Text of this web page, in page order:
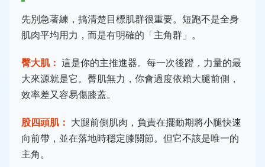
先別急著練，搞清楚目標肌群很重要。短跑不是全身
肌肉平均用力，而是有明確的「主角群」。
臀大肌： 這是你的主推進器。每一次後蹬，力量的最
大來源就是它。臀肌無力，你會過度依賴大腿前側，
效率差又容易傷膝蓋。
股四頭肌： 大腿前側肌肉，負責在擺動期將小腿快速
向前帶，並在落地時穩定膝關節。但它不該是唯一的
主角。